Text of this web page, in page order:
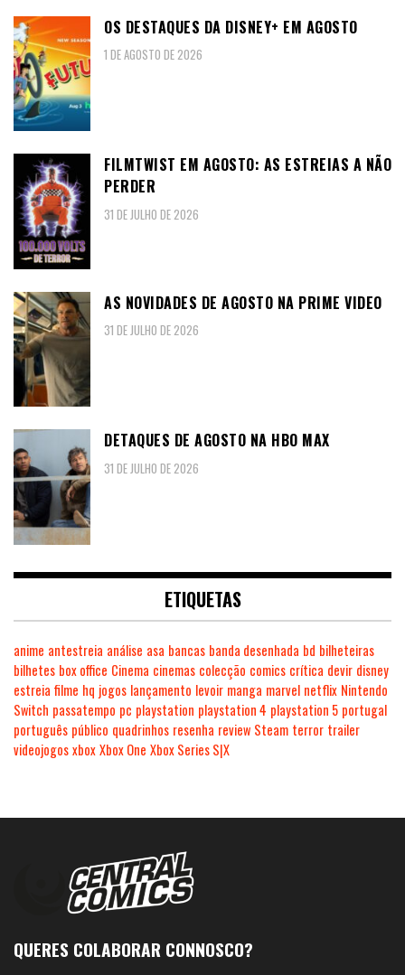
OS DESTAQUES DA DISNEY+ EM AGOSTO
1 DE AGOSTO DE 2026
FILMTWIST EM AGOSTO: AS ESTREIAS A NÃO
PERDER
31 DE JULHO DE 2026
AS NOVIDADES DE AGOSTO NA PRIME VIDEO
31 DE JULHO DE 2026
DETAQUES DE AGOSTO NA HBO MAX
31 DE JULHO DE 2026
ETIQUETAS
anime antestreia análise asa bancas banda desenhada bd bilheteiras
bilhetes box office Cinema cinemas colecção comics crítica devir disney
estreia filme hq jogos lançamento levoir manga marvel netflix Nintendo
Switch passatempo pc playstation playstation 4 playstation 5 portugal
português público quadrinhos resenha review Steam terror trailer
videojogosxboxXbox One Xbox Series S|X
QUERES COLABORAR CONNOSCO?